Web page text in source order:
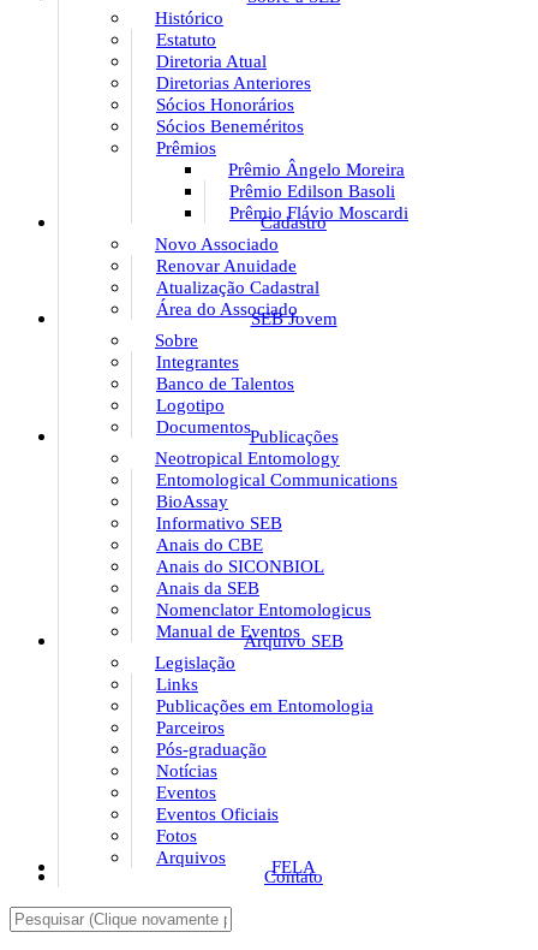
Histórico
Estatuto
Diretoria Atual
Diretorias Anteriores
Sócios Honorários
Sócios Beneméritos
Prêmios
Prêmio Ângelo Moreira
Prêmio Edilson Basoli
Prêmio Flávio Moscardi
Cadastro
Novo Associado
Renovar Anuidade
Atualização Cadastral
Área do Associado
SEB Jovem
Sobre
Integrantes
Banco de Talentos
Logotipo
DocumentosPublicações
Neotropical Entomology
Entomological Communications
BioAssay
Informativo SEB
Anais do CBE
Anais do SICONBIOL
Anais da SEB
Nomenclator Entomologicus
Manual de Eventos
Arquivo SEB
Legislação
Links
Publicações em Entomologia
Parceiros
Pós-graduação
Notícias
Eventos
Eventos Oficiais
Fotos
Arquivos
FELA
Contato